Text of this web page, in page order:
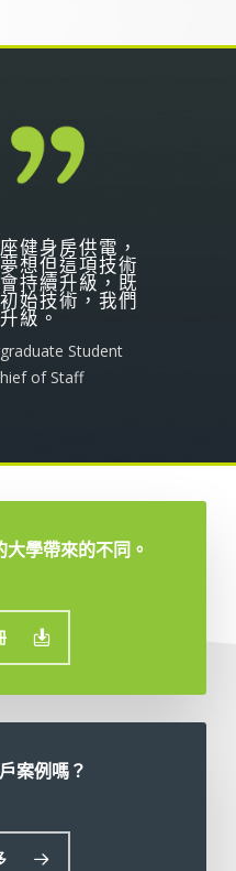
健身房供電，
想但這項技術
持續升級，既
始技術，我們
級。
Student
of Staff
學帶來的不同。
案例嗎？